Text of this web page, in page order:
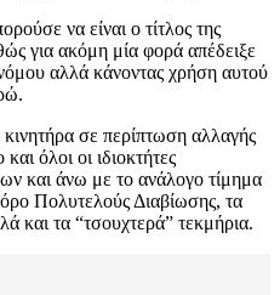
να είναι ο τίτλος της
για ακόμη μία φορά απέδειξε
αλλά κάνοντας χρήση αυτού
σε περίπτωση αλλαγής
όλοι οι ιδιοκτήτες
και άνω με το ανάλογο τίμημα
Πολυτελούς Διαβίωσης, τα
και τα “τσουχτερά” τεκμήρια.